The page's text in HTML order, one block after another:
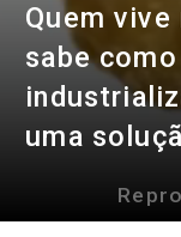
Quem
sabe
uma